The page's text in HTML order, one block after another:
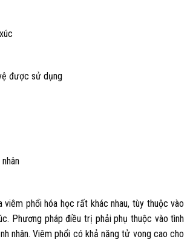
được sử dụng
phổi hóa học rất khác nhau, tùy thuộc vào
Phương pháp điều trị phải phụ thuộc vào tình
nhân. Viêm phổi có khả năng tử vong cao cho